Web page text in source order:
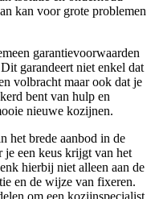
kan voor grote problemen
garantievoorwaarden
garandeert niet enkel dat
volbracht maar ook dat je
bent van hulp en
nieuwe kozijnen.
het brede aanbod in de
een keus krijgt van het
hierbij niet alleen aan de
en de wijze van fixeren.